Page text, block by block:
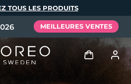
TOUS LES PRODUITS
MEILLEURES VENTES